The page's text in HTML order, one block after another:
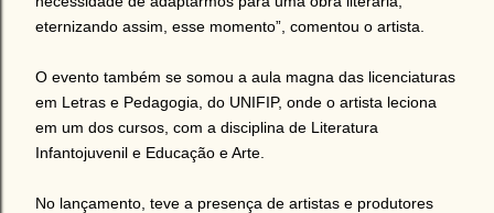
eternizando assim, esse momento”, comentou o artista.
O evento também se somou a aula magna das licenciaturas
em Letras e Pedagogia, do UNIFIP, onde o artista leciona
em um dos cursos, com a disciplina de Literatura
Infantojuvenil e Educação e Arte.
No lançamento, teve a presença de artistas e produtores